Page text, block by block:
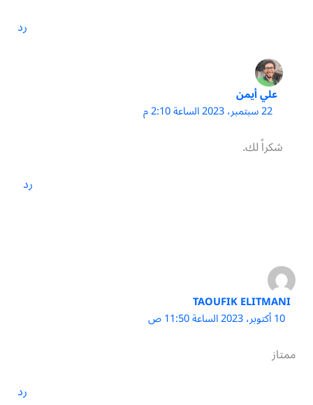
رد
علي أيمن
22 سبتمبر، 2023 الساعة 2:10 م
شكراً لك.
رد
TAOUFIK ELITMANI
10 أكتوبر، 2023 الساعة 11:50 ص
ممتاز
رد